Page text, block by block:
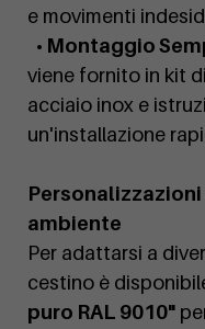
e movimenti
• Montaggio
viene fornito in kit
acciaio inox e
un'installazione
Personalizzazioni
ambiente
Per adattarsi a
cestino è
puro RAL 9010"